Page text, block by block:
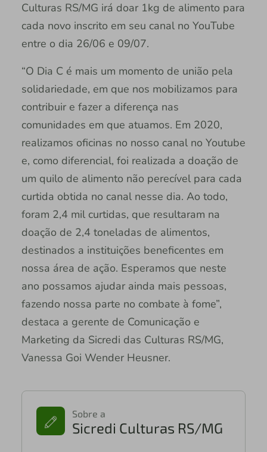
Culturas RS/MG irá doar 1kg de alimento para
cada novo inscrito em seu canal no YouTube
entre o dia 26/06 e 09/07.
“O Dia C é mais um momento de união pela
solidariedade, em que nos mobilizamos para
contribuir e fazer a diferença nas
comunidades em que atuamos. Em 2020,
realizamos oficinas no nosso canal no Youtube
e, como diferencial, foi realizada a doação de
um quilo de alimento não perecível para cada
curtida obtida no canal nesse dia. Ao todo,
foram 2,4 mil curtidas, que resultaram na
doação de 2,4 toneladas de alimentos,
destinados a instituições beneficentes em
nossa área de ação. Esperamos que neste
ano possamos ajudar ainda mais pessoas,
fazendo nossa parte no combate à fome”,
destaca a gerente de Comunicação e
Marketing da Sicredi das Culturas RS/MG,
Vanessa Goi Wender Heusner.
Sobre a
Sicredi Culturas RS/MG